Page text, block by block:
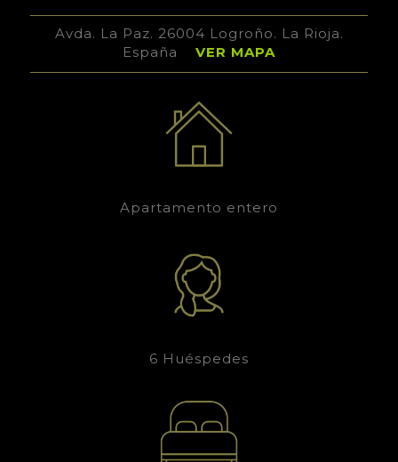
Avda. La Paz. 26004 Logroño. La Rioja.
España VER MAPA
Apartamento entero
6 Huéspedes